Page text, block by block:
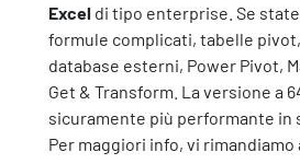
Excel di tipo enterprise. Se
formule complicati, tabelle
database esterni, Power Pivot,
Get & Transform. La versione a
sicuramente più performante in
Per maggiori info, vi